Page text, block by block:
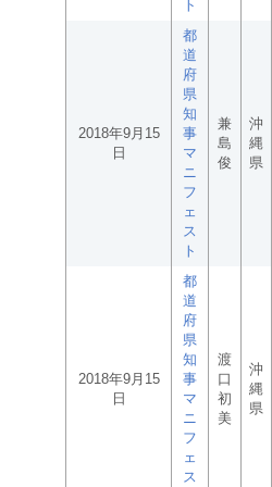
ト
2018年9月15
日
都
道
府
県
知
事
マ
ニ
フ
ェ
ス
ト
兼
島
俊
沖
縄
県
2018年9月15
日
都
道
府
県
知
事
マ
ニ
フ
ェ
ス
渡
口
初
美
沖
縄
県